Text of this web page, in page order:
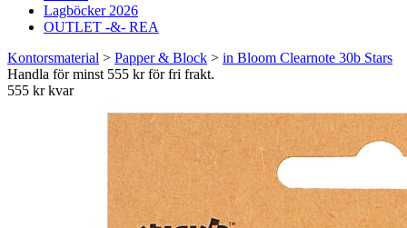
Lagböcker 2026
OUTLET -&- REA
Kontorsmaterial > Papper & Block > in Bloom Clearnote 30b Stars
Handla för minst 555 kr för fri frakt.
555 kr kvar